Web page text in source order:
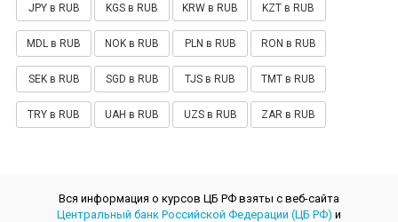
JPY в RUB KGS в RUB KRW в RUB KZT в RUB
MDL в RUB NOK в RUB PLN в RUB RON в RUB
SEK в RUB SGD в RUB TJS в RUB TMT в RUB
TRY в RUB UAH в RUB UZS в RUB ZAR в RUB
Вся информация о курсов ЦБ РФ взяты с веб-сайта
Центральный банк Российской Федерации (ЦБ РФ) и